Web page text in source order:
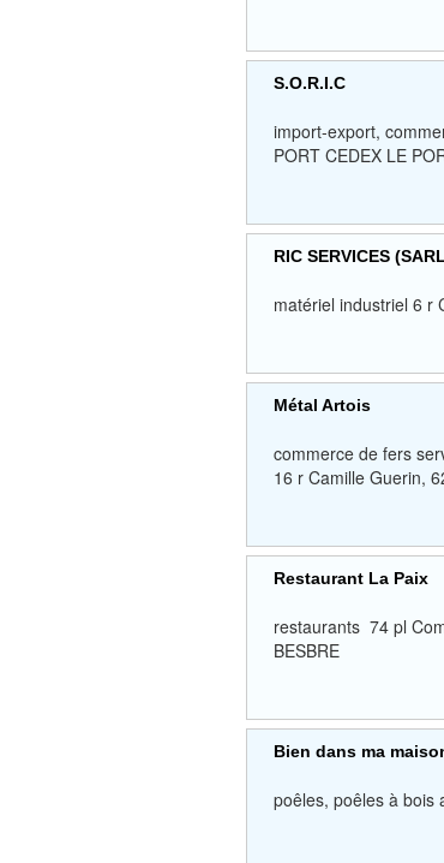
S.O.R.I.C
import-export,
PORT CEDEX LE
RIC SERVICES
matériel industriel 6 r
Métal Artois
commerce de fers
16 r Camille Guerin,
Restaurant La Paix
restaurants 74 pl
BESBRE
Bien dans ma
poêles, poêles à bois